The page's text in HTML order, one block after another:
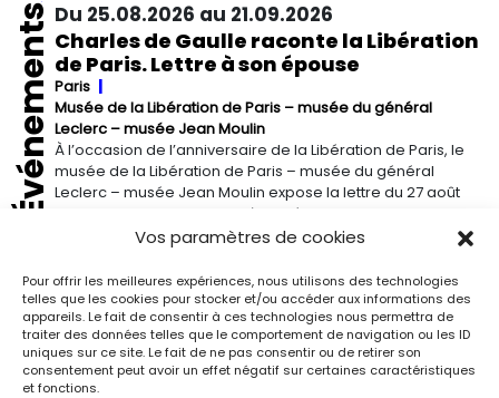
Vos paramètres de cookies
Pour offrir les meilleures expériences, nous utilisons des technologies
telles que les cookies pour stocker et/ou accéder aux informations des
appareils. Le fait de consentir à ces technologies nous permettra de
traiter des données telles que le comportement de navigation ou les ID
uniques sur ce site. Le fait de ne pas consentir ou de retirer son
consentement peut avoir un effet négatif sur certaines caractéristiques
et fonctions.
ÉvénementsDu 25.08.2026 au 21.09.2026
Charles de Gaulle raconte la Libération
de Paris. Lettre à son épouse
Paris
Musée de la Libération de Paris – musée du général
Leclerc – musée Jean Moulin
À l’occasion de l’anniversaire de la Libération de Paris, le
musée de la Libération de Paris – musée du général
Leclerc – musée Jean Moulin expose la lettre du 27 août
1944 de Charles de Gaulle à son épouse Yvonne, lui narrant
les événements de la Libération de Paris.
Du 13.09.2026 au 03.01.2027
Georgia O’Keeffe. Architecture
Detroit
Detroit Institute of Arts
« Georgia O’Keeffe. Architecture » est une exposition
novatrice qui présente environ 35 peintures architecturales